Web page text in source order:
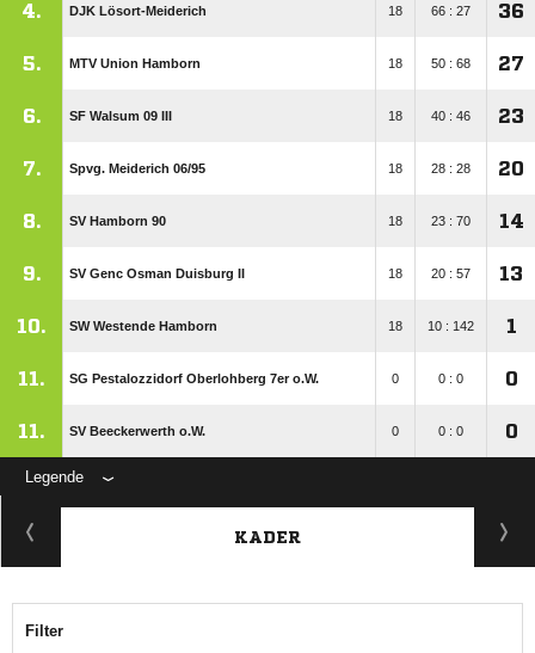
4. DJK Lösort-Meiderich 18 66 : 27 36
5. MTV Union Hamborn 18 50 : 68 27
6. SF Walsum 09 III 18 40 : 46 23
7. Spvg. Meiderich 06/​95 18 28 : 28 20
8. SV Hamborn 90 18 23 : 70 14
9. SV Genc Osman Duisburg II 18 20 : 57 13
10. SW Westende Hamborn 18 10 : 142 1
11. SG Pestalozzidorf Oberlohberg 7er o.W. 0 0 : 0 0
11. SV Beeckerwerth o.W. 0 0 : 0 0
Legende
KADER
Filter